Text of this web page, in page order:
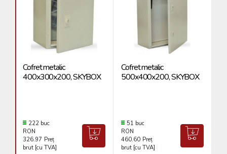
Cofret metalic
400x300x200, SKYBOX
222 buc
RON
326.97 Preț
brut [cu TVA]
Cofret metalic
500x400x200, SKYBOX
51 buc
RON
460.60 Preț
brut [cu TVA]